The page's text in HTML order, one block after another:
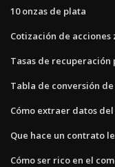
10 onzas de plata
Cotización de acciones
Tasas de recuperación
Tabla de conversión
Cómo extraer datos
Que hace un contrato
Cómo ser rico en el